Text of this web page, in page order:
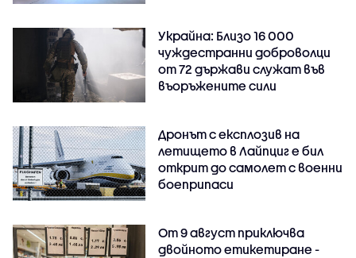
Украйна: Близо 16 000
чуждестранни доброволци
от 72 държави служат във
въоръжените сили
Дронът с експлозив на
летището в Лайпциг е бил
открит до самолет с военни
боеприпаси
От 9 август приключва
двойното етикетиране -